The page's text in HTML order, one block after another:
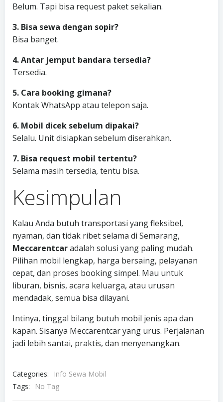
Belum. Tapi bisa request paket sekalian.
3. Bisa sewa dengan sopir?
Bisa banget.
4. Antar jemput bandara tersedia?
Tersedia.
5. Cara booking gimana?
Kontak WhatsApp atau telepon saja.
6. Mobil dicek sebelum dipakai?
Selalu. Unit disiapkan sebelum diserahkan.
7. Bisa request mobil tertentu?
Selama masih tersedia, tentu bisa.
Kesimpulan
Kalau Anda butuh transportasi yang fleksibel,
nyaman, dan tidak ribet selama di Semarang,
Meccarentcaradalah solusi yang paling mudah.
Pilihan mobil lengkap, harga bersaing, pelayanan
cepat, dan proses booking simpel. Mau untuk
liburan, bisnis, acara keluarga, atau urusan
mendadak, semua bisa dilayani.
Intinya, tinggal bilang butuh mobil jenis apa dan
kapan. Sisanya Meccarentcar yang urus. Perjalanan
jadi lebih santai, praktis, dan menyenangkan.
Categories:
Info Sewa Mobil
Tags:
No Tag